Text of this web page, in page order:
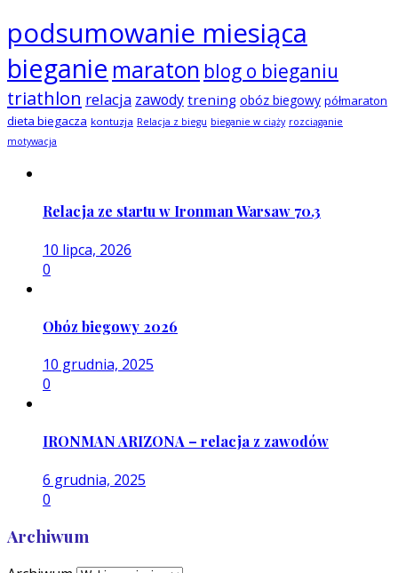
podsumowanie miesiąca
bieganie maraton blog o bieganiu
triathlon relacja zawody trening obóz biegowy półmaraton
dieta biegacza kontuzja Relacja z biegu bieganie w ciąży rozciąganie
motywacja
Relacja ze startu w Ironman Warsaw 70.3
10 lipca, 2026
0
Obóz biegowy 2026
10 grudnia, 2025
0
IRONMAN ARIZONA – relacja z zawodów
6 grudnia, 2025
0
Archiwum